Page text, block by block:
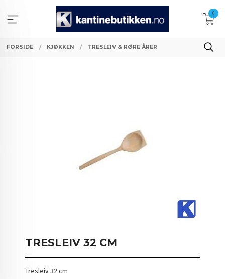
innholdet
0
FORSIDE KJØKKEN TRESLEIV & RØRE ÅRER
TRESLEIV 32 CM
Tresleiv 32 cm